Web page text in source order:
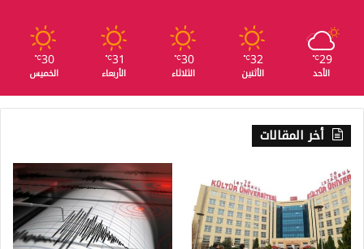
29
℃
الأحد
32
℃
الأثنين
30
℃
الثلاثاء
31
℃
الأربعاء
30
℃
الخميس
أخر المقالات